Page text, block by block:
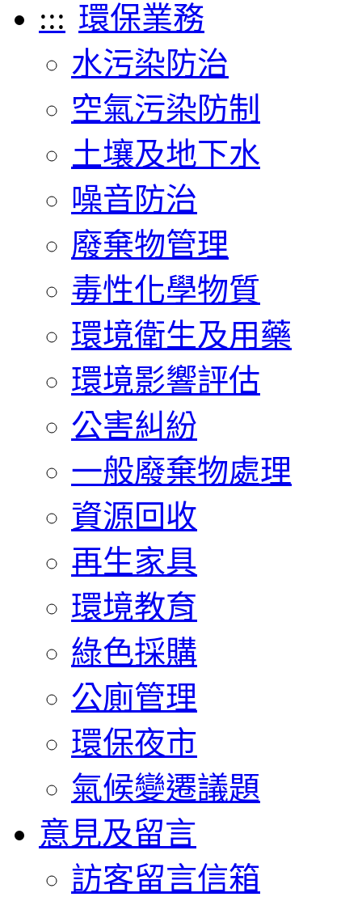
::: 環保業務
水污染防治
空氣污染防制
土壤及地下水
噪音防治
廢棄物管理
毒性化學物質
環境衛生及用藥
環境影響評估
公害糾紛
一般廢棄物處理
資源回收
再生家具
環境教育
綠色採購
公廁管理
環保夜市
氣候變遷議題
意見及留言
訪客留言信箱